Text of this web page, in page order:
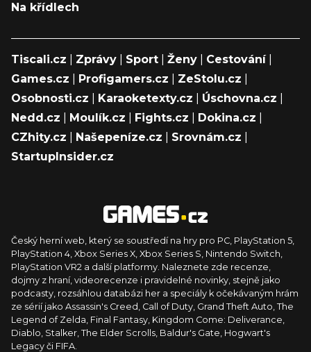
Na křídlech
Tiscali.cz Zprávy Sport Ženy Cestování|
Games.cz
Profigamers.cz ZeStolu.cz
Osobnosti.cz
Karaoketexty.cz Úschovna.cz
Nedd.cz
Moulík.cz Fights.cz Dokina.cz
CZhity.cz
Našepeníze.cz Srovnám.cz
StartupInsider.cz
Český herní web, který se soustředí na hry pro PC, PlayStation 5,
PlayStation 4, Xbox Series X, Xbox Series S, Nintendo Switch,
PlayStation VR2 a další platformy. Naleznete zde recenze,
dojmy z hraní, videorecenze i pravidelné novinky, stejně jako
podcasty, rozsáhlou databázi her a speciály k očekávaným hrám
ze sérií jako Assassin's Creed, Call of Duty, Grand Theft Auto, The
Legend of Zelda, Final Fantasy, Kingdom Come: Deliverance,
Diablo, Stalker, The Elder Scrolls, Baldur's Gate, Hogwart's
Legacy či FIFA.